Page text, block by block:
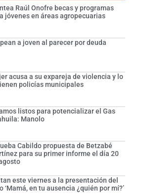
Raúl Onofre becas y programas
jóvenes en áreas agropecuarias
a joven al parecer por deuda
acusa a su expareja de violencia y lo
policías municipales
listos para potencializar el Gas
Manolo
Cabildo propuesta de Betzabé
para su primer informe el día 20
este viernes a la presentación del
‘Mamá, en tu ausencia ¿quién por mí?’